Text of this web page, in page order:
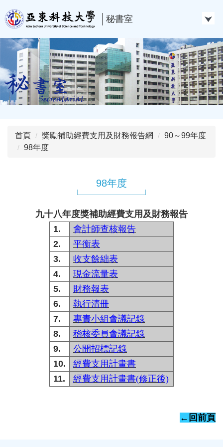
到
主
要
內
區
秘書室
首頁 獎勵補助經費支用及財務報告網
90～99年度
98年度
98年度
九十八年度獎補助經費支用及財務報告
1.
會計師查核報告
2.
平衡表
3.
收支餘絀表
4.
現金流量表
5.
財務報表
6.
執行清冊
7.
專責小組會議記錄
8.
稽核委員會議記錄
9.
公開招標記錄
10.
經費支用計畫書
11.
經費支用計畫書(修正後)
←回前頁